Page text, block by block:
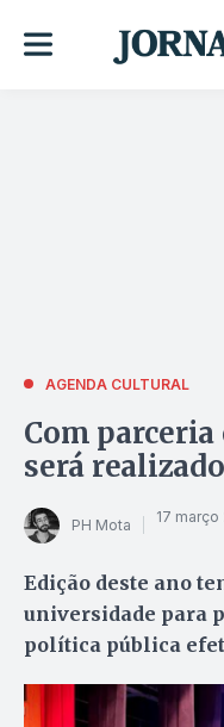
AGENDA CULTURAL
Com parceria
será
PH Mota 17 março
Edição deste ano
universidade para
política pública